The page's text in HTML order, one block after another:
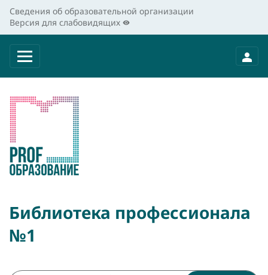
Сведения об образовательной организации
Версия для слабовидящих
Библиотека профессионала
№1